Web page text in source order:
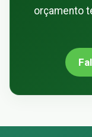
orçamento